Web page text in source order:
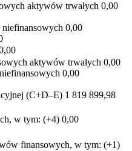
aktywów trwałych 0,00
0,00
aktywów trwałych 0,00
0,00
(C+D–E) 1 819 899,98
w tym: (+4) 0,00
finansowych, w tym: (+1)